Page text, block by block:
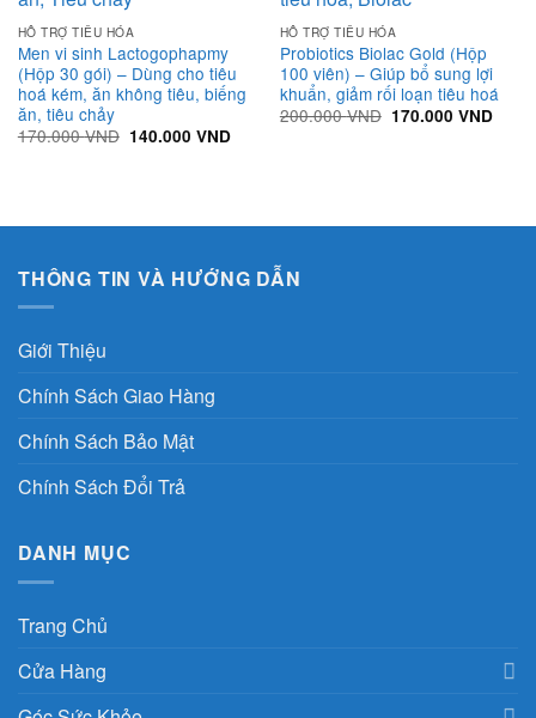
HỖ TRỢ TIÊU HÓA
Men vi sinh Lactogophapmy
(Hộp 30 gói) – Dùng cho tiêu
hoá kém, ăn không tiêu, biếng
ăn, tiêu chảy
170.000VND Giá
gốc
140.000 VNDGiá
HỖ TRỢ TIÊU HÓA
Probiotics Biolac Gold (Hộp
100 viên) – Giúp bổ sung lợi
khuẩn, giảm rối loạn tiêu hoá
200.000VND Giá
gốc
170.000 VNDGiá
THÔNG TIN VÀ HƯỚNG DẪN
Giới Thiệu
Chính Sách Giao Hàng
Chính Sách Bảo Mật
Chính Sách Đổi Trả
DANH MỤC
Trang Chủ
Cửa Hàng